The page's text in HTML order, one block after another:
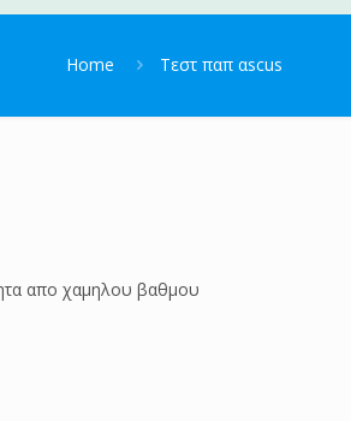
Home Τεστ παπ αscus
απο χαμηλου βαθμου